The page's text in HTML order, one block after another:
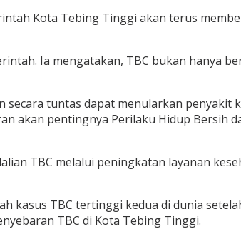
Kota Tebing Tinggi akan terus
Ia mengatakan, TBC bukan hanya
tuntas dapat menularkan penyakit
akan pentingnya Perilaku Hidup Bersih
TBC melalui peningkatan layanan
kasus TBC tertinggi kedua di dunia
TBC di Kota Tebing Tinggi.